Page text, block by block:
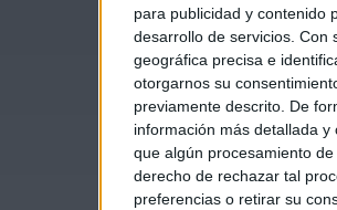
para publicidad y contenido
desarrollo de servicios. Con
geográfica precisa e
otorgarnos su
previamente descrito. De
información más detallada
que algún procesamiento
derecho de rechazar tal
preferencias o retirar su